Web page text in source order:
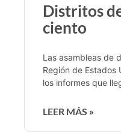
Distritos
ciento
Las asambleas de
Región de Estados
los informes que
LEER MÁS »